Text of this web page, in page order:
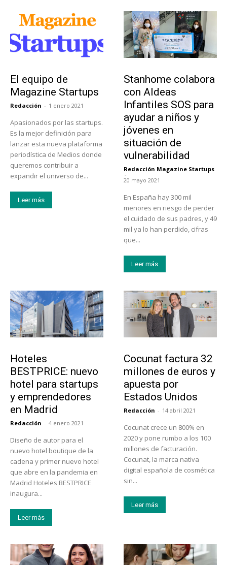
El equipo de
Magazine Startups
Redacción - 1 enero 2021
Apasionados por las startups.
Es la mejor definición para
lanzar esta nueva plataforma
periodística de Medios donde
queremos contribuir a
expandir el universo de...
Leer más
Stanhome colabora
con Aldeas
Infantiles SOS para
ayudar a niños y
jóvenes en
situación de
vulnerabilidad
Redacción Magazine Startups
-
20 mayo 2021
En España hay 300 mil
menores en riesgo de perder
el cuidado de sus padres, y 49
mil ya lo han perdido, cifras
que...
Leer más
Hoteles
BESTPRICE: nuevo
hotel para startups
y emprendedores
en Madrid
Redacción - 4 enero 2021
Diseño de autor para el
nuevo hotel boutique de la
cadena y primer nuevo hotel
que abre en la pandemia en
Madrid Hoteles BESTPRICE
inaugura...
Leer más
Cocunat factura 32
millones de euros y
apuesta por
Estados Unidos
Redacción - 14 abril 2021
Cocunat crece un 800% en
2020 y pone rumbo a los 100
millones de facturación.
Cocunat, la marca nativa
digital española de cosmética
sin...
Leer más